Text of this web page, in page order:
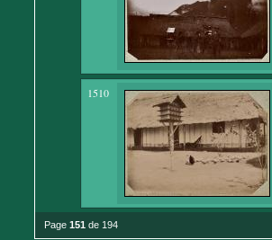
1510
Page 151 de 194